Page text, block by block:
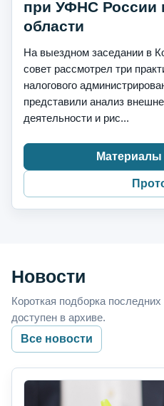
при УФНС России
области
На выездном заседании в
совет рассмотрел три
налогового
представили анализ
деятельности и рис...
Материалы
Новости
Короткая подборка
доступен в архиве.
Все новости